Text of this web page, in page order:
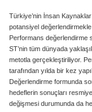
Türkiye’nin İnsan
potansiyel
Performans değerlendirme
ST’nin tüm dünyada
metotla gerçekleştiriliyor.
tarafından yılda bir kez
Değerlendirme formunda
hedeflerin sonuçları
değişmesi durumunda da